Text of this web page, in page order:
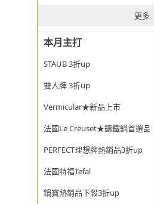
更多
本月主打
STAUB 3折up
雙人牌 3折up
Vermicular★新品上市
法國Le Creuset★鑄鐵鍋首選品牌
PERFECT理想牌熱銷品3折up
法國特福Tefal
鍋寶熱銷品下殺3折up